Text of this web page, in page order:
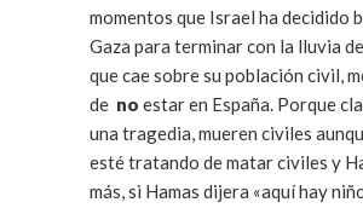
momentos que Israel ha decidido
Gaza para terminar con la lluvia
que cae sobre su población civil,
de no estar en España. Porque
una tragedia, mueren civiles
esté tratando de matar civiles y
más, si Hamas dijera «aquí hay